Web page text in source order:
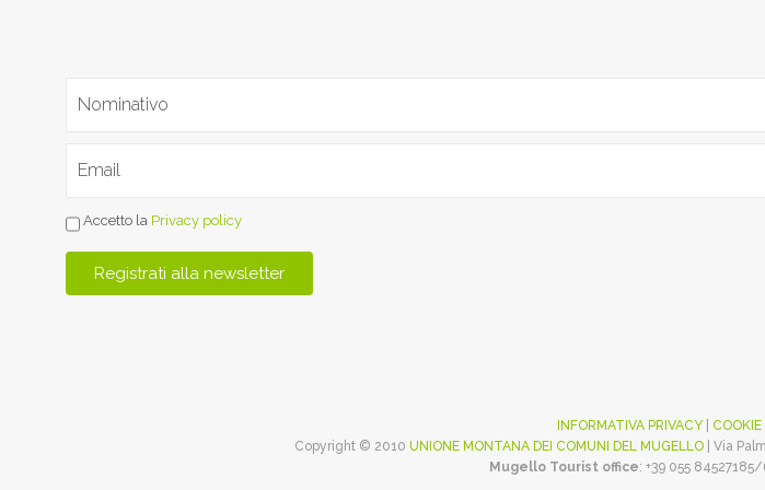
Accetto la Privacy policy
INFORMATIVA PRIVACY
Copyright © 2010 UNIONE MONTANA DEI COMUNI DEL MUGELLO | Via
Mugello Tourist office: +39 055